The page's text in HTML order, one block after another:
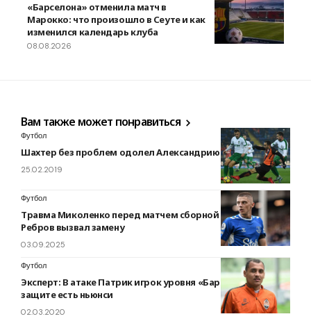
«Барселона» отменила матч в
Марокко: что произошло в Сеуте и как
изменился календарь клуба
08.08.2026
Вам также может понравиться
Футбол
Шахтер без проблем одолел Александрию
25.02.2019
Футбол
Травма Миколенко перед матчем сборной Украины:
Ребров вызвал замену
03.09.2025
Футбол
Эксперт: В атаке Патрик игрок уровня «Барселоны», но в
защите есть ньюнси
02.03.2020